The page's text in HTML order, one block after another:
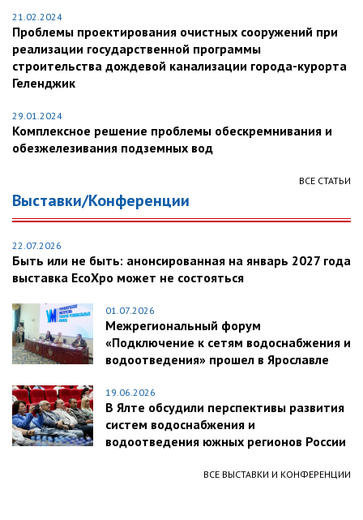
21.02.2024
Проблемы проектирования очистных сооружений при
реализации государственной программы
строительства дождевой канализации города-курорта
Геленджик
29.01.2024
Комплексное решение проблемы обескремнивания и
обезжелезивания подземных вод
ВСЕ СТАТЬИ
Выставки/Конференции
22.07.2026
Быть или не быть: анонсированная на январь 2027 года
выставка EcoXpo может не состояться
01.07.2026
Межрегиональный форум
«Подключение к сетям водоснабжения и
водоотведения» прошел в Ярославле
19.06.2026
В Ялте обсудили перспективы развития
систем водоснабжения и
водоотведения южных регионов России
ВСЕ ВЫСТАВКИ И КОНФЕРЕНЦИИ